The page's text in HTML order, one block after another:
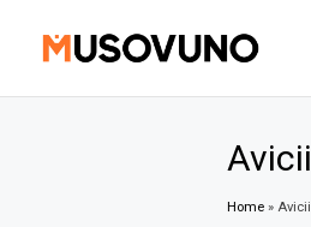
Avicii
Home » Avicii